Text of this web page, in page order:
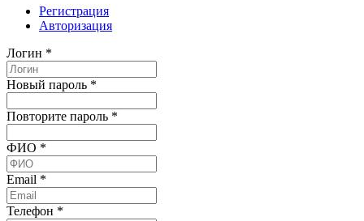
Регистрация
Авторизация
Логин *
Новый пароль *
Повторите пароль *
ФИО *
Email *
Телефон *